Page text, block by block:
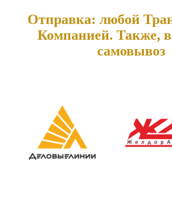
Отправка: любой
Компанией. Также,
самовывоз